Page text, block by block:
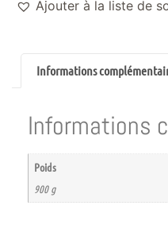
Ajouter à la liste de
Informations
Informations
Poids
900 g